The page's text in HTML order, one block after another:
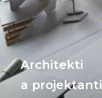
Architekti
a projektanti